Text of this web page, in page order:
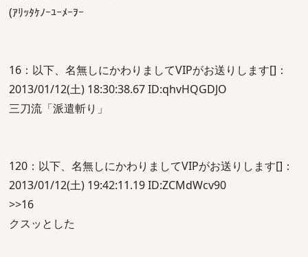
(ｱﾘｯﾀｹﾉｰﾕｰﾒｰｦｰ
16：以下、名無しにかわりましてVIPがお送りします[]：
2013/01/12(土) 18:30:38.67 ID:qhvHQGDJO
三刀流「派遣斬り」
120：以下、名無しにかわりましてVIPがお送りします[]：
2013/01/12(土) 19:42:11.19 ID:ZCMdWcv90
>>16
クスッとした